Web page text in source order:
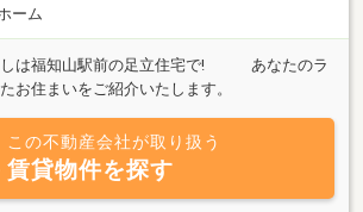
ーム
しは福知山駅前の足立住宅で! あなたのラ
お住まいをご紹介いたします。
この不動産会社が取り扱う
賃貸物件を探す